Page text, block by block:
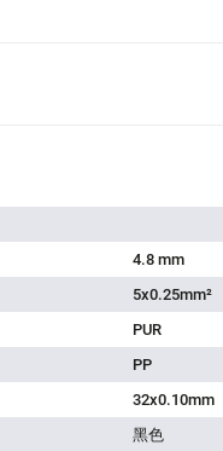
4.8 mm
5x0.25mm²
PUR
PP
32x0.10mm
黑色